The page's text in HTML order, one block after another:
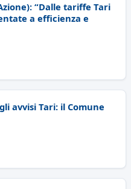
“Dalle tariffe Tari
a efficienza e
avvisi Tari: il Comune